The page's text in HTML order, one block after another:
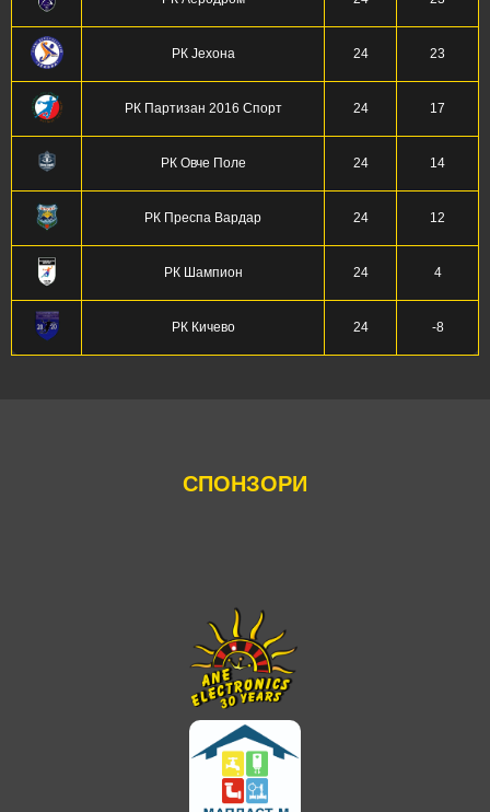
РК Јехона 24 23
РК Партизан 2016 Спорт 24 17
РК Овче Поле 24 14
РК Преспа Вардар 24 12
РК Шампион 24 4
РК Кичево 24 -8
СПОНЗОРИ